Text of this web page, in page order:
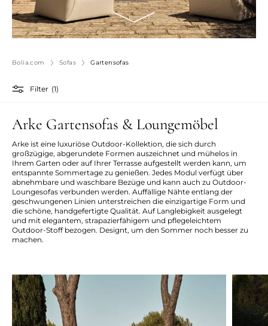
Bolia.com Sofas Gartensofas
Filter (1)
Arke Gartensofas & Loungemöbel
Arke ist eine luxuriöse Outdoor-Kollektion, die sich durch
großzügige, abgerundete Formen auszeichnet und mühelos in
Ihrem Garten oder auf Ihrer Terrasse aufgestellt werden kann, um
entspannte Sommertage zu genießen. Jedes Modul verfügt über
abnehmbare und waschbare Bezüge und kann auch zu Outdoor-
Loungesofas verbunden werden. Auffällige Nähte entlang der
geschwungenen Linien unterstreichen die einzigartige Form und
die schöne, handgefertigte Qualität. Auf Langlebigkeit ausgelegt
und mit elegantem, strapazierfähigem und pflegeleichtem
Outdoor-Stoff bezogen. Designt, um den Sommer noch besser zu
machen.